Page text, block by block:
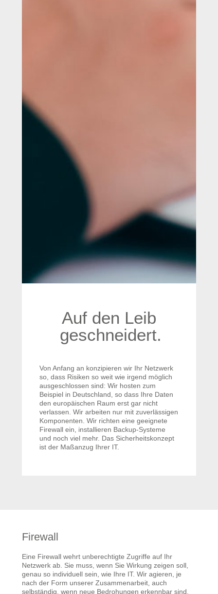
Auf den Leib
geschneidert.
Von Anfang an konzipieren wir Ihr Netzwerk
so, dass Risiken so weit wie irgend möglich
ausgeschlossen sind: Wir hosten zum
Beispiel in Deutschland, so dass Ihre Daten
den europäischen Raum erst gar nicht
verlassen. Wir arbeiten nur mit zuverlässigen
Komponenten. Wir richten eine geeignete
Firewall ein, installieren Backup-Systeme
und noch viel mehr. Das Sicherheitskonzept
ist der Maßanzug Ihrer IT.
Firewall
Eine Firewall wehrt unberechtigte Zugriffe auf Ihr
Netzwerk ab. Sie muss, wenn Sie Wirkung zeigen soll,
genau so individuell sein, wie Ihre IT. Wir agieren, je
nach der Form unserer Zusammenarbeit, auch
selbständig, wenn neue Bedrohungen erkennbar sind.